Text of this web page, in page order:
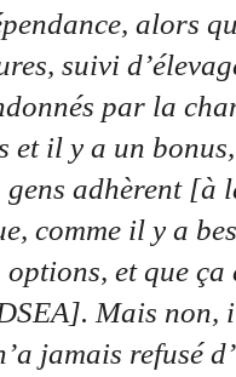
alors
suivi
par la
et il y a un
gens adhèrent [à
comme il y a
et que
Mais non,
jamais refusé